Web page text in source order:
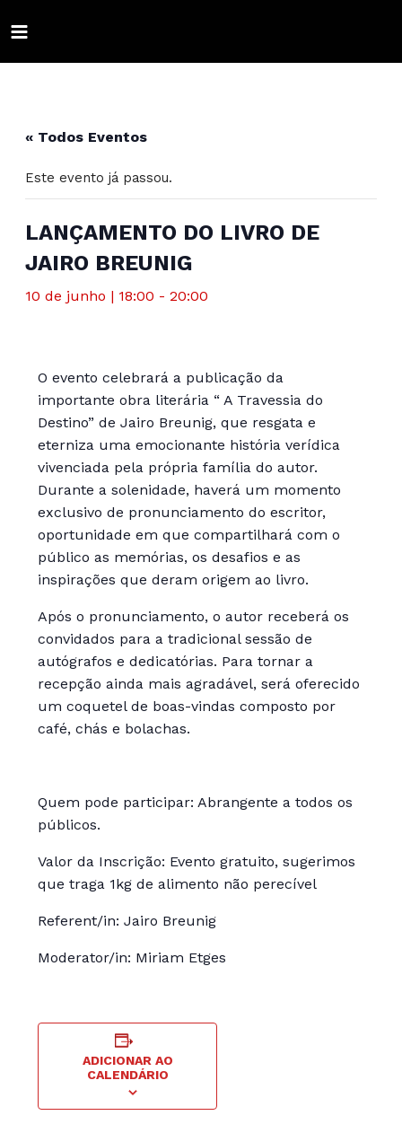
para
conteúdo
« Todos Eventos
Este evento já passou.
LANÇAMENTO DO LIVRO DE
JAIRO BREUNIG
10 de junho | 18:00 - 20:00
O evento celebrará a publicação da
importante obra literária “ A Travessia do
Destino” de Jairo Breunig, que resgata e
eterniza uma emocionante história verídica
vivenciada pela própria família do autor.
Durante a solenidade, haverá um momento
exclusivo de pronunciamento do escritor,
oportunidade em que compartilhará com o
público as memórias, os desafios e as
inspirações que deram origem ao livro.
Após o pronunciamento, o autor receberá os
convidados para a tradicional sessão de
autógrafos e dedicatórias. Para tornar a
recepção ainda mais agradável, será oferecido
um coquetel de boas-vindas composto por
café, chás e bolachas.
Quem pode participar: Abrangente a todos os
públicos.
Valor da Inscrição: Evento gratuito, sugerimos
que traga 1kg de alimento não perecível
Referent/in: Jairo Breunig
Moderator/in: Miriam Etges
ADICIONAR AO
CALENDÁRIO